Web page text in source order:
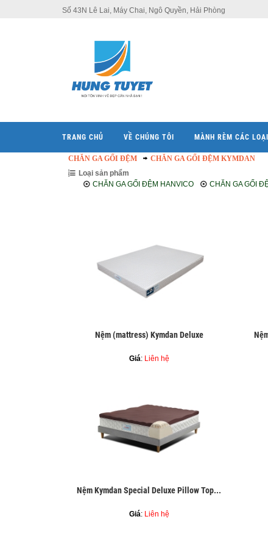
Số 43N Lê Lai, Máy Chai, Ngô Quyền, Hải Phòng
TRANG CHỦ VỀ CHÚNG TÔI MÀNH RÈM CÁC LOẠI
CHĂN GA GỐI ĐỆM
CHĂN GA GỐI ĐỆM KYMDAN
Loại sản phẩm
CHĂN GA GỐI ĐỆM HANVICO
CHĂN GA GỐI
Nệm (mattress) Kymdan Deluxe
Giá: Liên hệ
Nệm Kymdan Special Deluxe Pillow Top...
Giá: Liên hệ